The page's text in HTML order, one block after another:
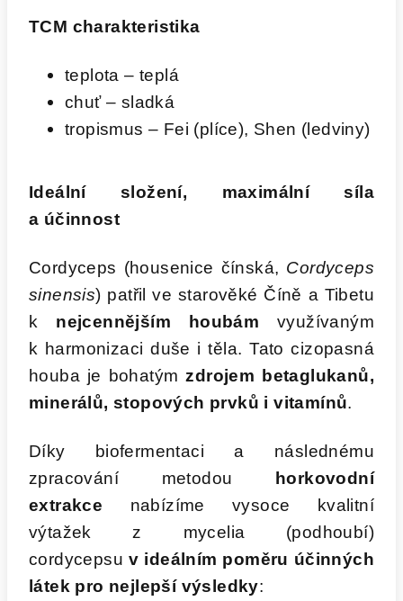
TCM charakteristika
teplota – teplá
chuť – sladká
tropismus – Fei (plíce), Shen (ledviny)
Ideální složení, maximální síla
a účinnost
Cordyceps (housenice čínská, Cordyceps
sinensis) patřil ve starověké Číně a Tibetu
k nejcennějším houbám využívaným
k harmonizaci duše i těla. Tato cizopasná
houba je bohatýmzdrojem betaglukanů,
minerálů, stopových prvků i vitamínů.
Díky biofermentaci a následnému
zpracování metodou
horkovodní
extrakce nabízíme vysoce kvalitní
výtažek z mycelia (podhoubí)
cordycepsu v ideálním poměru účinných
látek pro nejlepší výsledky: